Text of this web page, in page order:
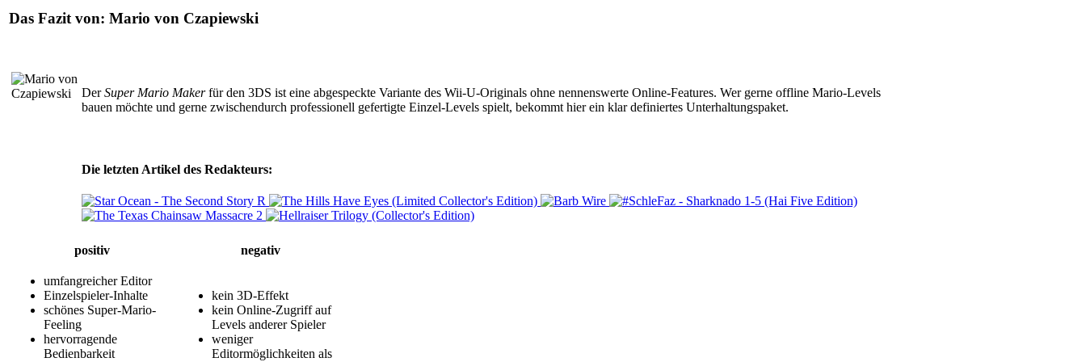
Das Fazit von: Mario von Czapiewski
DerSuper Mario Makerfür den 3DS ist eine abgespeckte Variante des Wii-U-Originals ohne nennenswerte Online-Features. Wer gerne offline Mario-Levels
bauen möchte und gerne zwischendurch professionell gefertigte Einzel-Levels spielt, bekommt hier ein klar definiertes Unterhaltungspaket.
Die letzten Artikel des Redakteurs:
positiv negativ
umfangreicher Editor
Einzelspieler-Inhalte
schönes Super-Mario-
Feeling
hervorragende
Bedienbarkeit
kein 3D-Effekt
kein Online-Zugriff auf
Levels anderer Spieler
weniger
Editormöglichkeiten als